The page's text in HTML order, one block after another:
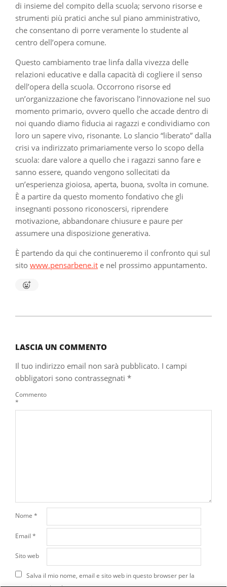
di insieme del compito della scuola; servono risorse e
strumenti più pratici anche sul piano amministrativo,
che consentano di porre veramente lo studente al
centro dell’opera comune.
Questo cambiamento trae linfa dalla vivezza delle
relazioni educative e dalla capacità di cogliere il senso
dell’opera della scuola. Occorrono risorse ed
un’organizzazione che favoriscano l’innovazione nel suo
momento primario, ovvero quello che accade dentro di
noi quando diamo fiducia ai ragazzi e condividiamo con
loro un sapere vivo, risonante. Lo slancio “liberato” dalla
crisi va indirizzato primariamente verso lo scopo della
scuola: dare valore a quello che i ragazzi sanno fare e
sanno essere, quando vengono sollecitati da
un’esperienza gioiosa, aperta, buona, svolta in comune.
È a partire da questo momento fondativo che gli
insegnanti possono riconoscersi, riprendere
motivazione, abbandonare chiusure e paure per
assumere una disposizione generativa.
È partendo da qui che continueremo il confronto qui sul
sito www.pensarbene.it e nel prossimo appuntamento.
23
LASCIA UN COMMENTO
Il tuo indirizzo email non sarà pubblicato. I campi
obbligatori sono contrassegnati *
Commento
*
Nome *
Email *
Sito web
Salva il mio nome, email e sito web in questo browser per la